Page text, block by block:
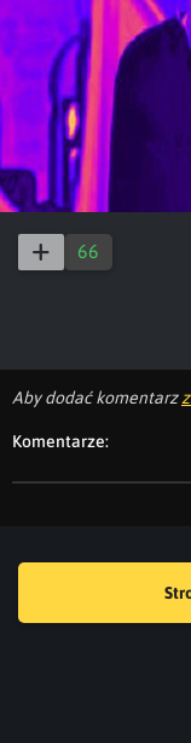
66
Aby dodać komentarz
Komentarze: